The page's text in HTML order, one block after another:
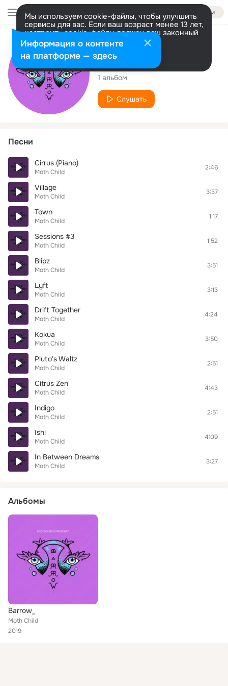
Войти
Мы используем cookie-файлы, чтобы улучшить
сервисы для вас. Если ваш возраст менее 13 лет,
настроить cookie-файлы должен ваш законный
представитель. Больше информации
Разрешить все Настроить
Исполнитель
Moth Child
1 альбом
Слушать
Песни
Cirrus (Piano)
Moth Child
2:46
Village
Moth Child
3:37
Town
Moth Child
1:17
Sessions #3
Moth Child
1:52
Blipz
Moth Child
3:51
Lyft
Moth Child
3:13
Drift Together
Moth Child
4:24
Kokua
Moth Child
3:50
Pluto's Waltz
Moth Child
2:51
Citrus Zen
Moth Child
4:43
Indigo
Moth Child
2:51
Ishi
Moth Child
4:09
In Between Dreams
Moth Child
3:27
Альбомы
Barrow_
Moth Child
2019
Информация о контенте
на платформе — здесь